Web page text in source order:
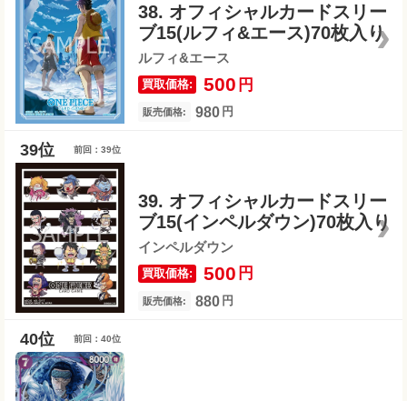
38. オフィシャルカードスリー
ブ15(ルフィ&エース)70枚入り
ルフィ&エース
買取価格: 500 円
販売価格: 980 円
前回：39位
39. オフィシャルカードスリー
ブ15(インペルダウン)70枚入り
インペルダウン
買取価格: 500 円
販売価格: 880 円
前回：40位